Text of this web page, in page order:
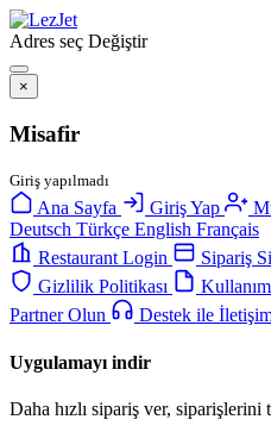
Adres seç Değiştir
×
Misafir
Giriş yapılmadı
Ana Sayfa Giriş Yap
Deutsch Türkçe English Français
Restaurant Login
Sipariş
Gizlilik Politikası
Partner Olun
Destek ile
Uygulamayı indir
Daha hızlı sipariş ver,